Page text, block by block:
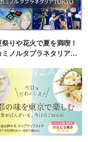
りや花火で夏を満喫！
ミノルタプラネタリア